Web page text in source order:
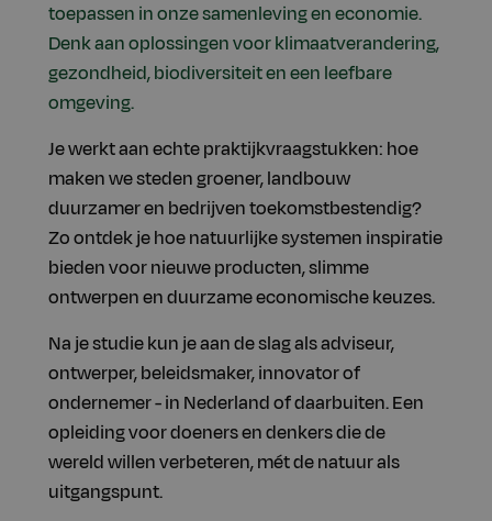
toepassen in onze samenleving en economie.
Denk aan oplossingen voor klimaatverandering,
gezondheid, biodiversiteit en een leefbare
omgeving.
Je werkt aan echte praktijkvraagstukken: hoe
maken we steden groener, landbouw
duurzamer en bedrijven toekomstbestendig?
Zo ontdek je hoe natuurlijke systemen inspiratie
bieden voor nieuwe producten, slimme
ontwerpen en duurzame economische keuzes.
Na je studie kun je aan de slag als adviseur,
ontwerper, beleidsmaker, innovator of
ondernemer - in Nederland of daarbuiten. Een
opleiding voor doeners en denkers die de
wereld willen verbeteren, mét de natuur als
uitgangspunt.